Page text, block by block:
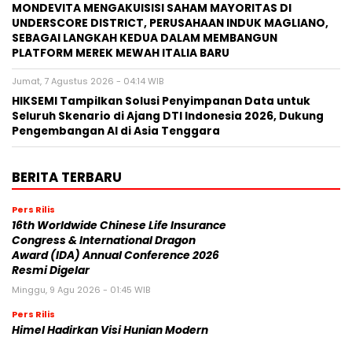
MONDEVITA MENGAKUISISI SAHAM MAYORITAS DI
UNDERSCORE DISTRICT, PERUSAHAAN INDUK MAGLIANO,
SEBAGAI LANGKAH KEDUA DALAM MEMBANGUN
PLATFORM MEREK MEWAH ITALIA BARU
Jumat, 7 Agustus 2026 - 04:14 WIB
HIKSEMI Tampilkan Solusi Penyimpanan Data untuk
Seluruh Skenario di Ajang DTI Indonesia 2026, Dukung
Pengembangan AI di Asia Tenggara
BERITA TERBARU
Pers Rilis
16th Worldwide Chinese Life Insurance
Congress & International Dragon
Award (IDA) Annual Conference 2026
Resmi Digelar
Minggu, 9 Agu 2026 - 01:45 WIB
Pers Rilis
Himel Hadirkan Visi Hunian Modern